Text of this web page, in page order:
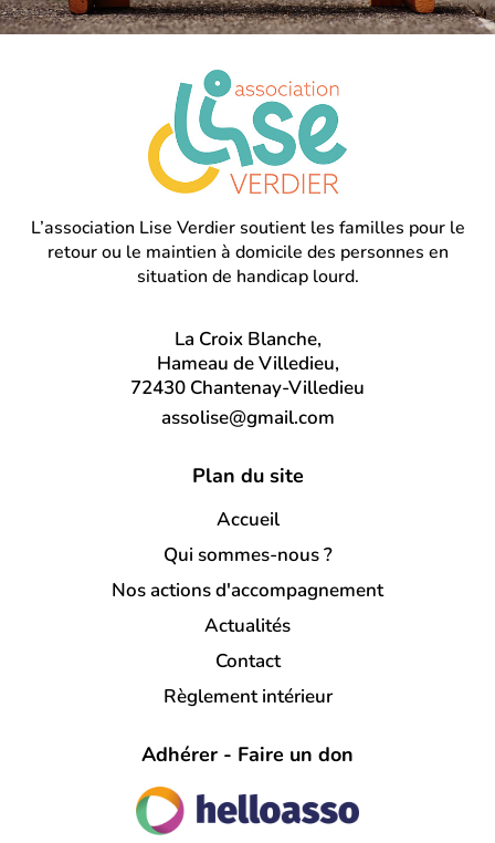
L’association Lise Verdier soutient les familles pour le
retour ou le maintien à domicile des personnes en
situation de handicap lourd.
La Croix Blanche,
Hameau de Villedieu,
72430 Chantenay-Villedieu
assolise@gmail.com
Plan du site
Accueil
Qui sommes-nous ?
Nos actions d'accompagnement
Actualités
Contact
Règlement intérieur
Adhérer - Faire un don